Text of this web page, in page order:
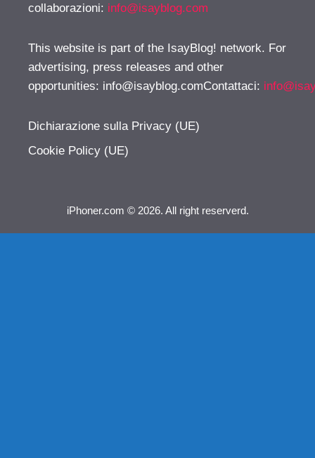
collaborazioni: info@isayblog.com
This website is part of the IsayBlog! network. For
advertising, press releases and other
opportunities: info@isayblog.comContattaci:
Dichiarazione sulla Privacy (UE)
Cookie Policy (UE)
iPhoner.com © 2026. All right reserverd.